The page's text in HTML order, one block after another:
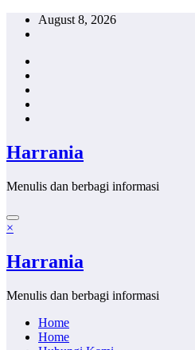
Skip
August 8, 2026
Harrania
Menulis dan berbagi informasi
×
Harrania
Menulis dan berbagi informasi
Home
Home